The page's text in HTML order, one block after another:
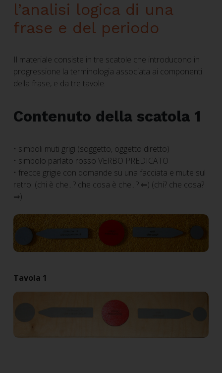
l’analisi logica di una
frase e del periodo
Il materiale consiste in tre scatole che introducono in
progressione la terminologia associata ai componenti
della frase, e da tre tavole.
Contenuto della scatola 1
• simboli muti grigi (soggetto, oggetto diretto)
• simbolo parlato rosso VERBO PREDICATO
• frecce grigie con domande su una facciata e mute sul
retro: (chi è che...? che cosa è che...? ⇐) (chi? che cosa?
⇒)
Tavola 1